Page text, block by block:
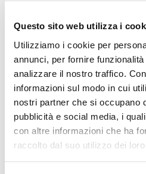
Questo sito web utilizza i
Utilizziamo i cookie per
annunci, per fornire
analizzare il nostro traffico.
informazioni sul modo in cui
nostri partner che si occupano
pubblicità e social media, i
con altre informazioni che ha
raccolto dal suo utilizzo dei loro
PORTUALI DORICA. Al
ANCONA –
mancare. Con
Casa del
dei Portuali
chiave che
passione,
leggi
24/07/2026
CASTELFIDARDO.